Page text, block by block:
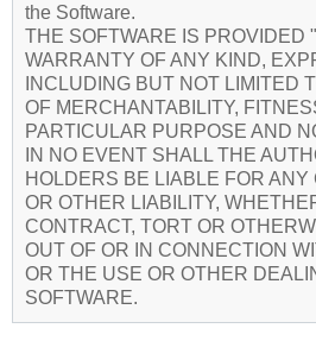
the Software.
THE SOFTWARE IS PROVIDED
WARRANTY OF ANY KIND,
INCLUDING BUT NOT LIMITED
OF MERCHANTABILITY,
PARTICULAR PURPOSE AND
IN NO EVENT SHALL THE
HOLDERS BE LIABLE FOR ANY
OR OTHER LIABILITY,
CONTRACT, TORT OR
OUT OF OR IN CONNECTION
OR THE USE OR OTHER
SOFTWARE.